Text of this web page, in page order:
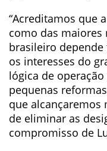
“Acreditamos que
como das maiores
brasileiro
os interesses do
lógica de
pequenas
que alcançaremos
de eliminar as
compromisso de